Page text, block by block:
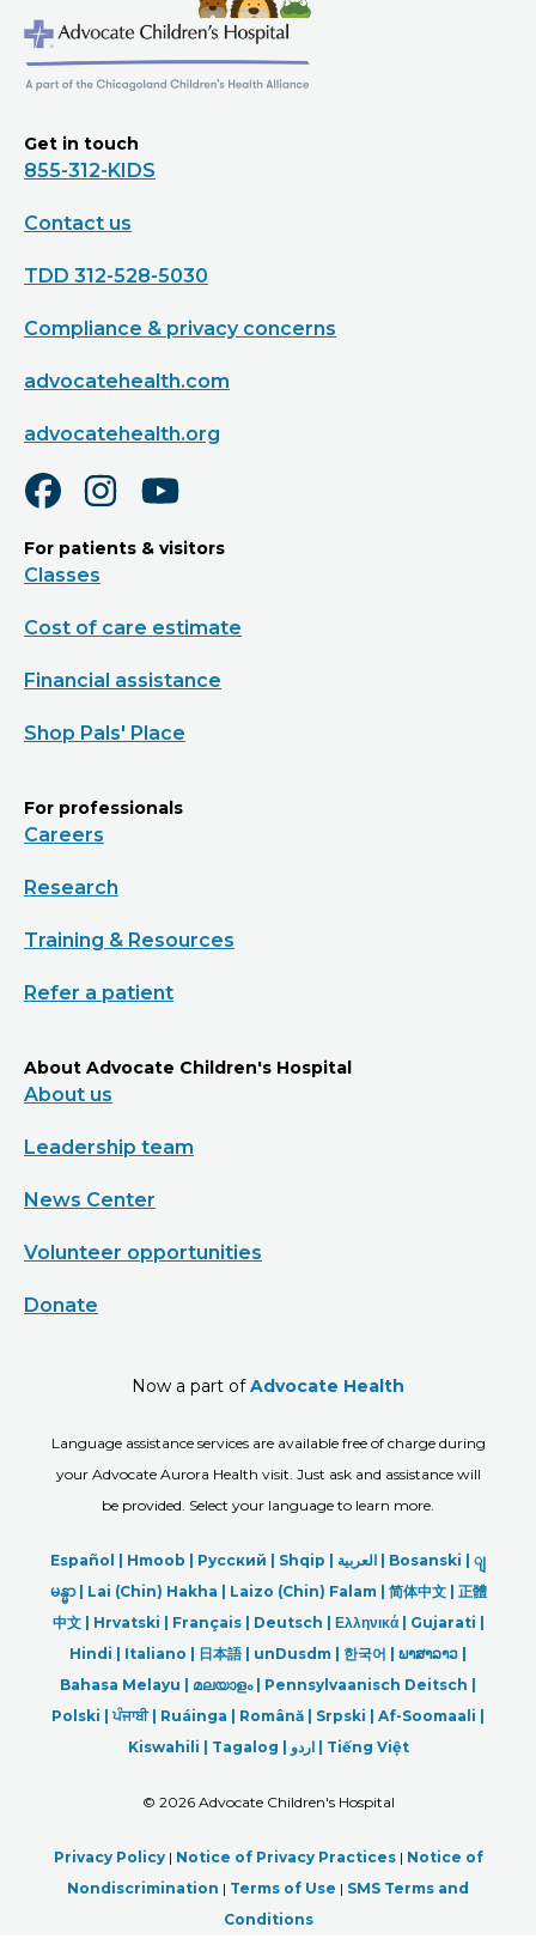
Get in touch
855-312-KIDS
Contact us
TDD 312-528-5030
Compliance & privacy concerns
advocatehealth.com
advocatehealth.org
For patients & visitors
Classes
Cost of care estimate
Financial assistance
Shop Pals' Place
For professionals
Careers
Research
Training & Resources
Refer a patient
About Advocate Children's Hospital
About us
Leadership team
News Center
Volunteer opportunities
Donate
Now a part ofAdvocate Health
Language assistance services are available free of charge during
your Advocate Aurora Health visit. Just ask and assistance will
be provided. Select your language to learn more.
Español | Hmoob Русский Shqip العربیة Bosanski
ျ
မန္မာ| Lai (Chin) Hakha | Laizo (Chin) Falam | 简体中文 | 正體
中文 | Hrvatski | Français | Deutsch Ελληνικά | Gujarati |
Hindi
Italiano 日本語| unDusdm 한국어 ພາສາລາວ
Bahasa Melayu | മലയാളം| Pennsylvaanisch Deitsch |
Polski |ਪੰਜਾਬੀ| Ruáinga | Română | Srpski
Af-Soomaali |
Kiswahili | Tagalog اردو| Tiếng Việt
© 2026 Advocate Children's Hospital
Privacy Policy| Notice of Privacy Practices| Notice of
Nondiscrimination | Terms of Use | SMS Terms and
Conditions